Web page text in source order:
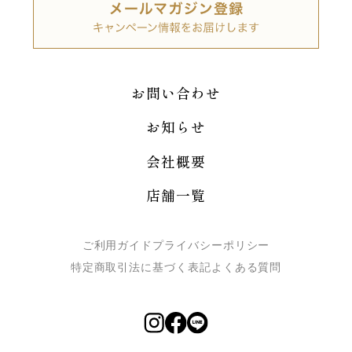
お問い合わせ
お知らせ
会社概要
店舗一覧
ご利用ガイド プライバシーポリシー
特定商取引法に基づく表記よくある質問